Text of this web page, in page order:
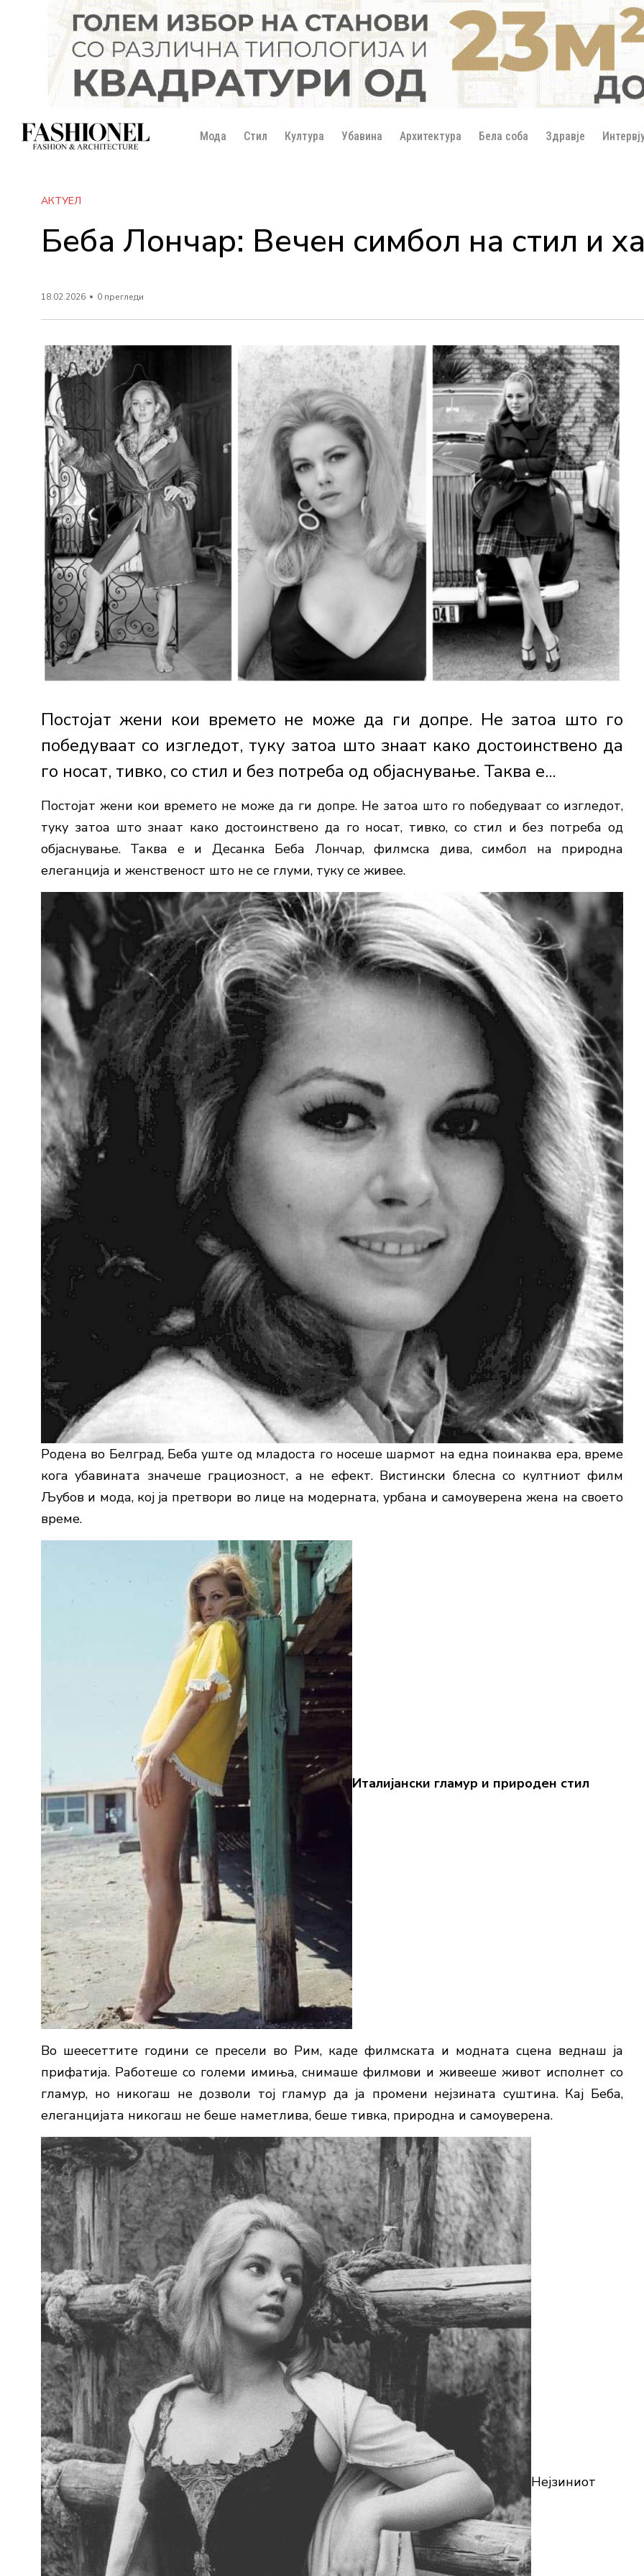
Мода Стил Култура Убавина Архитектура Бела соба Здравје
АКТУЕЛ
Беба Лончар: Вечен симбол на стил и
18.02.2026 0 прегледи
Постојат жени кои времето не може да ги допре. Не затоа што го
победуваат со изгледот, туку затоа што знаат како достоинствено да
го носат, тивко, со стил и без потреба од објаснување. Таква е...
Постојат жени кои времето не може да ги допре. Не затоа што го победуваат со изгледот,
туку затоа што знаат како достоинствено да го носат, тивко, со стил и без потреба од
објаснување. Таква е и Десанка Беба Лончар,филмска дива, симбол на природна
елеганција и женственост што не се глуми, туку се живее.
Родена во Белград, Беба уште од младоста го носеше шармот на една поинаква ера, време
кога убавината значеше грациозност, а не ефект. Вистински блесна со култниот филм
Љубов и мода, кој ја претвори во лице на модерната, урбана и самоуверена жена на своето
време.
Италијански гламур и природен стил
Во шеесеттите години се пресели во Рим, каде филмската и модната сцена веднаш ја
прифатија. Работеше со големи имиња, снимаше филмови и живееше живот исполнет со
гламур, но никогаш не дозволи тој гламур да ја промени нејзината суштина. Кај Беба,
елеганцијата никогаш не беше наметлива, беше тивка, природна и самоуверена.
Нејзиниот